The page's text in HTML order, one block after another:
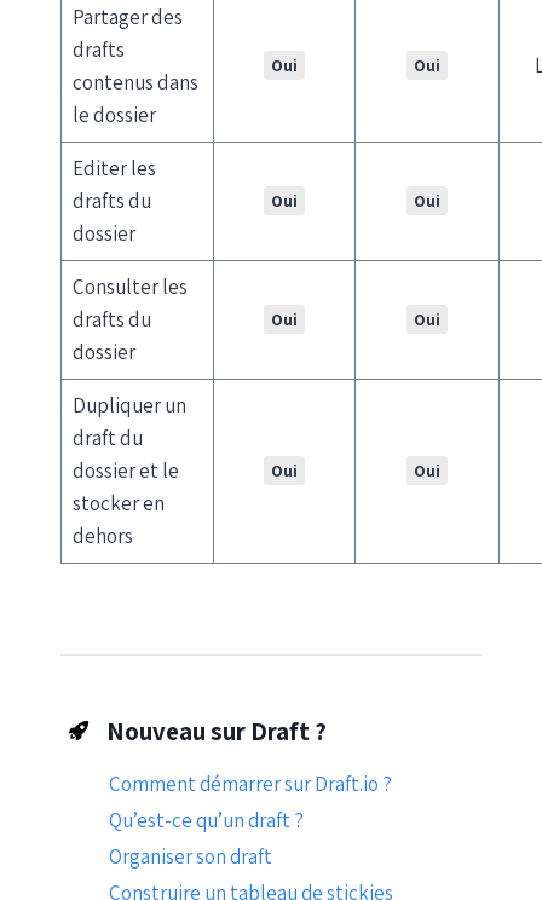
Nouveau sur Draft ?
Comment démarrer sur Draft.io ?
Qu’est-ce qu’un draft ?
Organiser son draft
Construire un tableau de stickies
Partager des
drafts
contenus dans
le dossier
Oui Oui
Editer les
drafts du
dossier
Oui Oui
Consulter les
drafts du
dossier
Oui Oui
Dupliquer un
draft du
dossier et le
stocker en
dehors
Oui Oui